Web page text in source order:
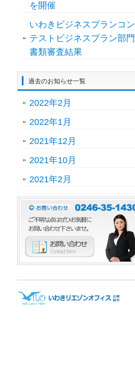
を開催
いわきビジネスプランコン
テストビジネスプラン部門
書類審査結果
過去のお知らせ一覧
2022年2月
2022年1月
2021年12月
2021年10月
2021年2月